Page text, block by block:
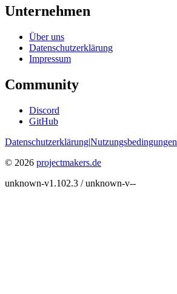
Unternehmen
Über uns
Datenschutzerklärung
Impressum
Community
Discord
GitHub
Datenschutzerklärung|Nutzungsbedingungen
© 2026 projectmakers.de
unknown-v1.102.3 / unknown-v--